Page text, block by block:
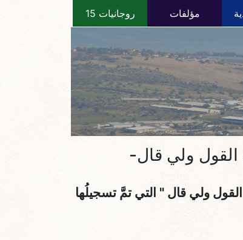
مؤلفات روجانيات 15
ولي قال-
ولي قال " التي تمَّ تسجيلُها